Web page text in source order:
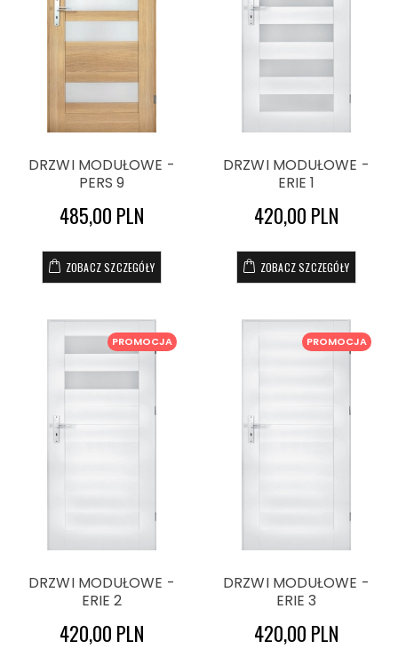
DRZWI MODUŁOWE -
PERS 9
485,00 PLN
ZOBACZ SZCZEGÓŁY
DRZWI MODUŁOWE -
ERIE 1
420,00 PLN
ZOBACZ SZCZEGÓŁY
PROMOCJA
DRZWI MODUŁOWE -
ERIE 2
420,00 PLN
PROMOCJA
DRZWI MODUŁOWE -
ERIE 3
420,00 PLN